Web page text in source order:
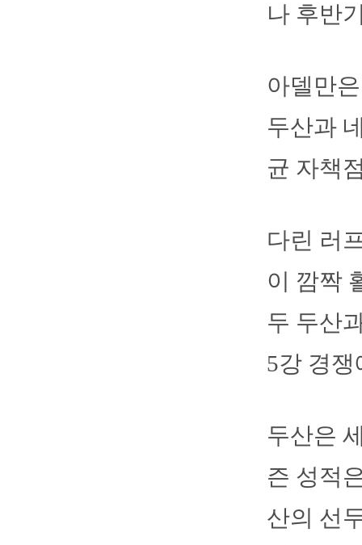
나 후반
아델만
두산과
균 자책
다린 러
이 깜짝
두 두산
5강 경
두산은
즌 성적
산의 선